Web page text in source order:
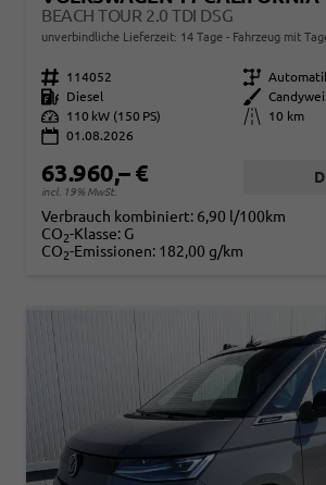
BEACH TOUR 2.0 TDI DSG
unverbindliche Lieferzeit: 14 Tage Fahrzeug mit
Fahrzeugnr. 114052 Getriebe
Kraftstoff
Diesel Außenfarbe
Leistung
110 kW (150 PS) Kilometerstand
10 km
01.08.2026
63.960,– €
incl. 19% MwSt.
Verbrauch kombiniert: 6,90 l/100km
CO2-Klasse: G
CO2-Emissionen: 182,00 g/km